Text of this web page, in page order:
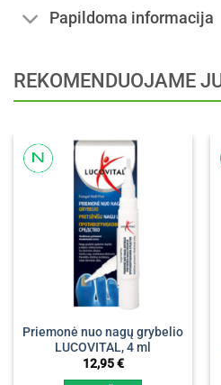
Papildoma informacija
REKOMENDUOJAME
Priemonė nuo nagų grybelio
LUCOVITAL, 4 ml
12,95€